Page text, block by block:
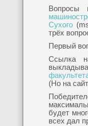
Вопросы
Сухого
трёх
Первый
Ссылка
(Но на
будет
всех дал